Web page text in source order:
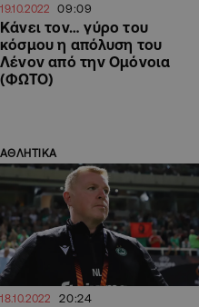
19.10.2022 09:09
Κάνει τον… γύρο του
κόσμου η απόλυση του
Λένον από την Ομόνοια
(ΦΩΤΟ)
ΑΘΛΗΤΙΚΑ
18.10.2022 20:24